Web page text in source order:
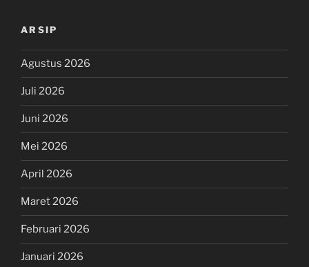
ARSIP
Agustus 2026
Juli 2026
Juni 2026
Mei 2026
April 2026
Maret 2026
Februari 2026
Januari 2026